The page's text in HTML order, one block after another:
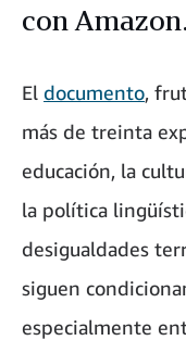
con Amazon.
El documento,
más de treinta
educación, la
la política
desigualdades
siguen
especialmente